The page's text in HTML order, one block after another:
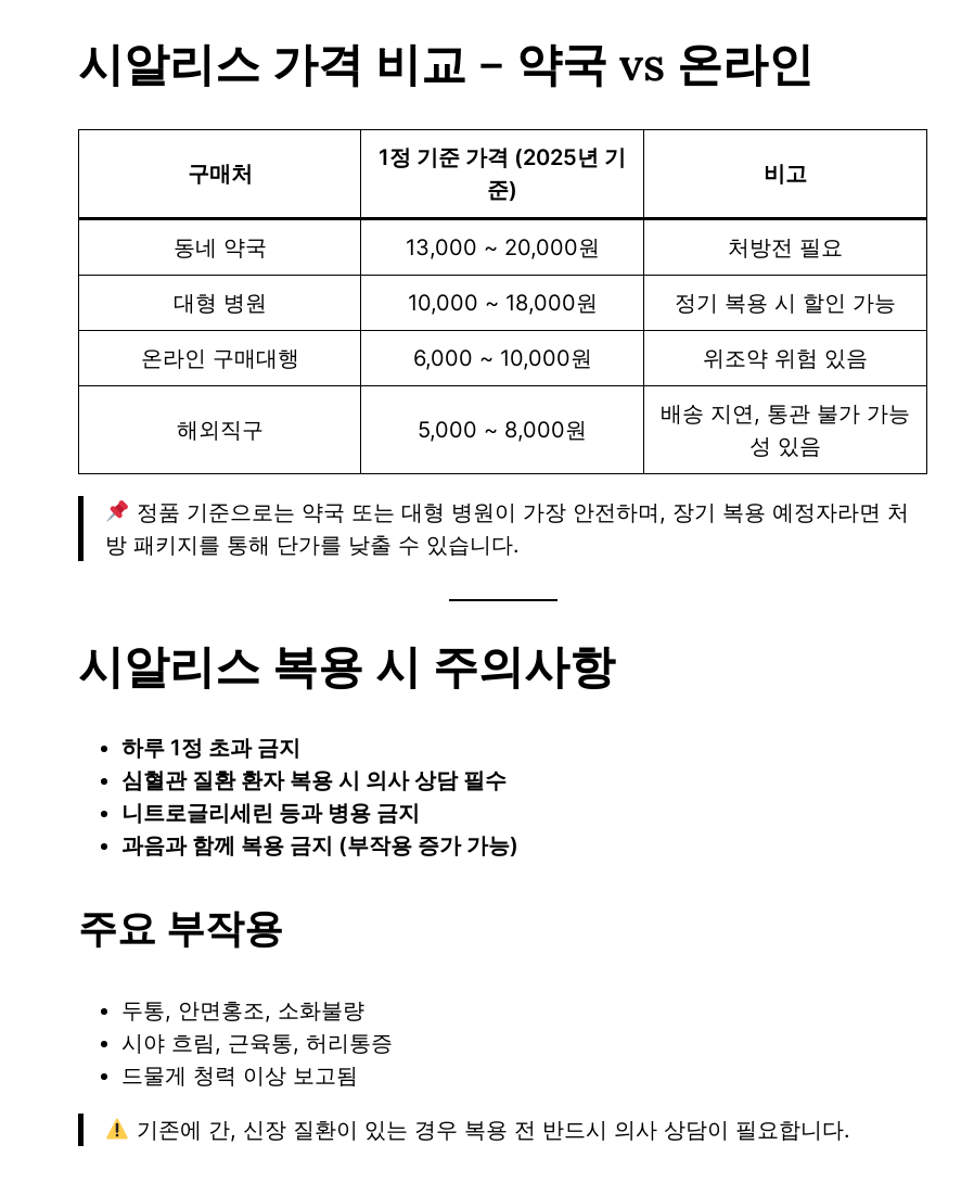
시알리스 가격 비교 – 약국 vs 온라인
구매처
1정 기준 가격 (2025년 기
준)
비고
동네 약국 13,000 ~ 20,000원 처방전 필요
대형 병원 10,000 ~ 18,000원 정기 복용 시 할인 가능
온라인 구매대행 6,000 ~ 10,000원 위조약 위험 있음
해외직구 5,000 ~ 8,000원
배송 지연, 통관 불가 가능
성 있음
정품 기준으로는 약국 또는 대형 병원이 가장 안전하며, 장기 복용 예정자라면 처
방 패키지를 통해 단가를 낮출 수 있습니다.
시알리스 복용 시 주의사항
하루 1정 초과 금지
심혈관 질환 환자 복용 시 의사 상담 필수
니트로글리세린 등과 병용 금지
과음과 함께 복용 금지 (부작용 증가 가능)
주요 부작용
두통, 안면홍조, 소화불량
시야 흐림, 근육통, 허리통증
드물게 청력 이상 보고됨
기존에 간, 신장 질환이 있는 경우 복용 전 반드시 의사 상담이 필요합니다.